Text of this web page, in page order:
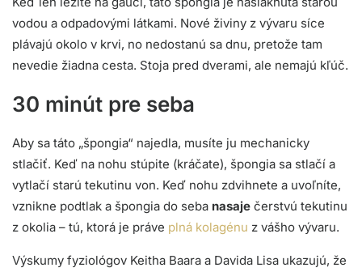
vodou a odpadovými látkami. Nové živiny z vývaru síce
plávajú okolo v krvi, no nedostanú sa dnu, pretože tam
nevedie žiadna cesta. Stoja pred dverami, ale nemajú kľúč.
30 minút pre seba
Aby sa táto „špongia“ najedla, musíte ju mechanicky
stlačiť. Keď na nohu stúpite (kráčate), špongia sa stlačí a
vytlačí starú tekutinu von. Keď nohu zdvihnete a uvoľníte,
vznikne podtlak a špongia do seba nasaje čerstvú tekutinu
z okolia – tú, ktorá je práve plná kolagénu z vášho vývaru.
Výskumy fyziológov Keitha Baara a Davida Lisa ukazujú, že